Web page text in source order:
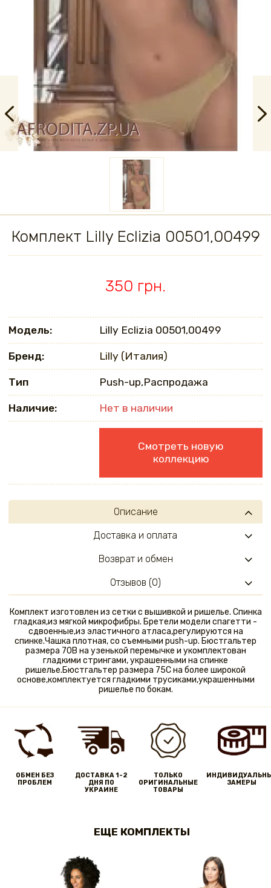
Комплект Lilly Eclizia 00501,00499
350 грн.
Модель: Lilly Eclizia 00501,00499
Бренд: Lilly (Италия)
Тип Push-up,Распродажа
Наличие: Нет в наличии
Смотреть новую
коллекцию
Описание
Комплект изготовлен из сетки с вышивкой и ришелье. Спинка
гладкая,из мягкой микрофибры. Бретели модели спагетти -
сдвоенные,из эластичного атласа,регулируются на
спинке.Чашка плотная, со съемными push-up. Бюстгальтер
размера 70В на узенькой перемычке и укомплектован
гладкими стрингами, украшенными на спинке
ришелье.Бюстгальтер размера 75С на более широкой
основе,комплектуется гладкими трусиками,украшенными
ришелье по бокам.
Доставка и оплата
Возврат и обмен
Отзывов (0)
ОБМЕН БЕЗ
ПРОБЛЕМ
ДОСТАВКА 1-2
ДНЯ ПО
УКРАИНЕ
ТОЛЬКО
ОРИГИНАЛЬНЫЕ
ТОВАРЫ
ЗАМЕРЫ
ЕЩЕ КОМПЛЕКТЫ